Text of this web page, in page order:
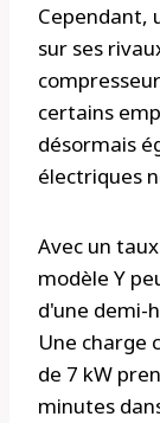
Cependant,
sur ses
certains
désormais
électriques
Avec un
modèle Y
d'une demi-
Une charge
de 7 kW
minutes